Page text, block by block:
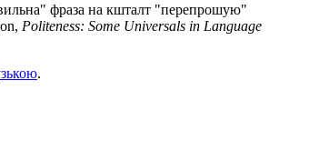
фраза на кшталт "перепрошую"
Politeness: Some Universals in Language
.